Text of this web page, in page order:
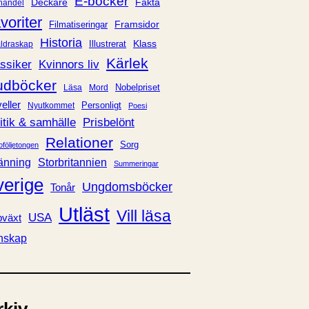
Filmatiseringar Framsidor
Historia Illustrerat Klass
Kvinnors liv Kärlek
Läsa Mord Nobelpriset
Nyutkommet Personligt Poesi
& samhälle Prisbelönt
Relationer Sorg
Storbritannien Summeringar
Tonår Ungdomsböcker
USA Utläst Vill läsa